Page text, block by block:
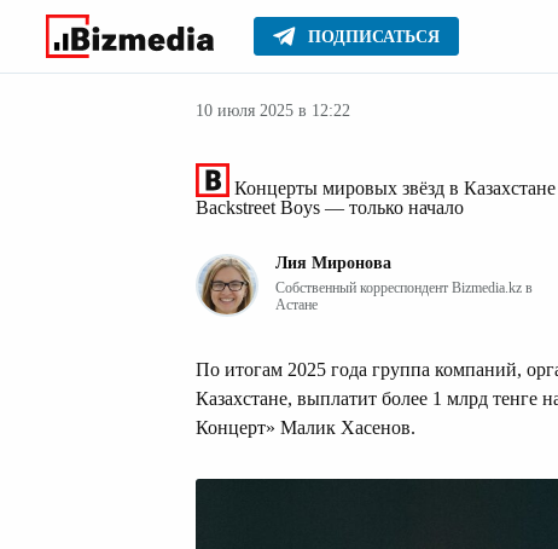
ПОДПИСАТЬСЯ
Главное Серьезное
10 июля 2025 в 12:22
Концерты мировых звёзд в
Backstreet Boys — только начало
Лия Миронова
Собственный корреспондент Bizmedia.kz в
Астане
По итогам 2025 года группа компаний,
Казахстане, выплатит более 1 млрд
Концерт» Малик Хасенов.